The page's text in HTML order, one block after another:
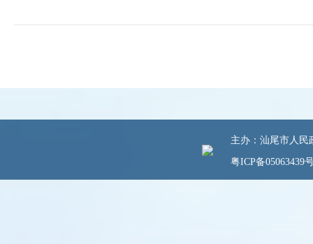
主办：汕尾市人民
粤ICP备05063439